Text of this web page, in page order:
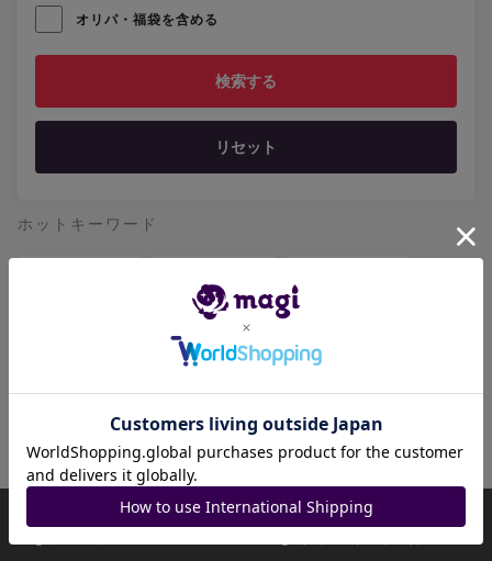
オリパ・福袋を含める
リセット
ホットキーワード
ミュウツー
イーブイ